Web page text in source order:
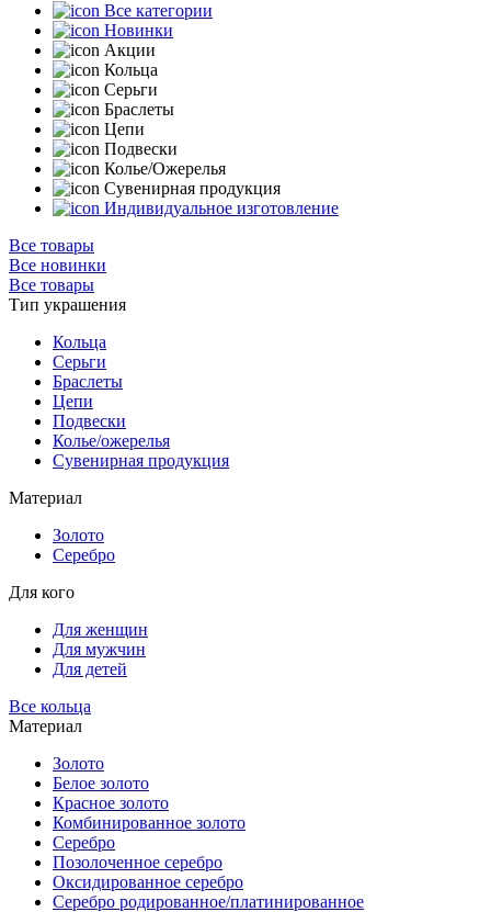
Все категории
Новинки
Акции
Кольца
Серьги
Браслеты
Цепи
Подвески
Колье/Ожерелья
Сувенирная продукция
Индивидуальное изготовление
Все товары
Все новинки
Все товары
Тип украшения
Кольца
Серьги
Браслеты
Цепи
Подвески
Колье/ожерелья
Сувенирная продукция
Материал
Золото
Серебро
Для кого
Для женщин
Для мужчин
Для детей
Все кольца
Материал
Золото
Белое золото
Красное золото
Комбинированное золото
Серебро
Позолоченное серебро
Оксидированное серебро
Серебро родированное/платинированное